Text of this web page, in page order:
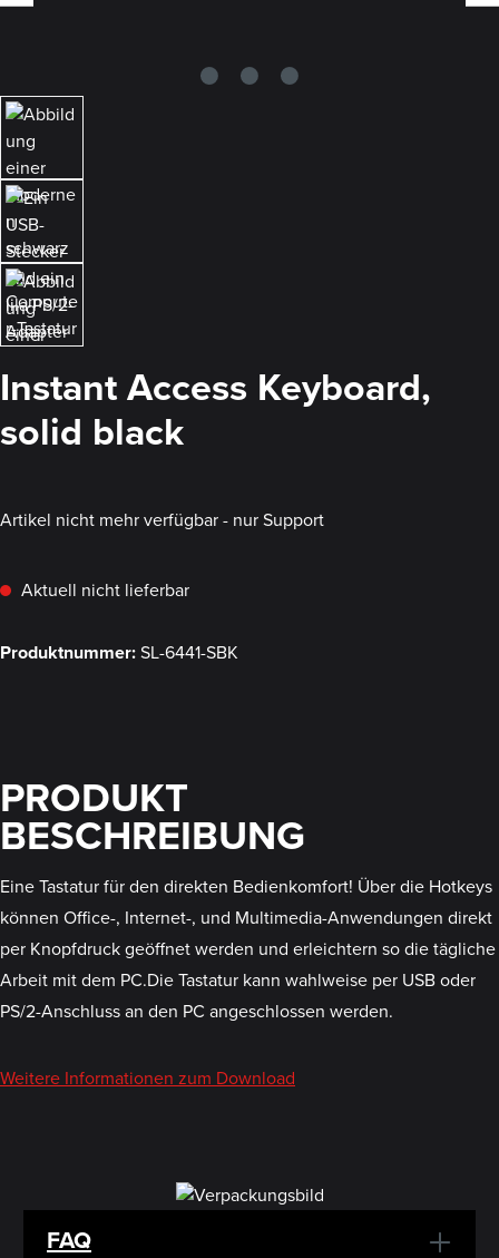
Instant Access Keyboard,
solid black
Artikel nicht mehr verfügbar - nur Support
Aktuell nicht lieferbar
Produktnummer:SL-6441-SBK
PRODUKT
BESCHREIBUNG
Eine Tastatur für den direkten Bedienkomfort! Über die Hotkeys
können Office-, Internet-, und Multimedia-Anwendungen direkt
per Knopfdruck geöffnet werden und erleichtern so die tägliche
Arbeit mit dem PC.Die Tastatur kann wahlweise per USB oder
PS/2-Anschluss an den PC angeschlossen werden.
Weitere Informationen zum Download
FAQ